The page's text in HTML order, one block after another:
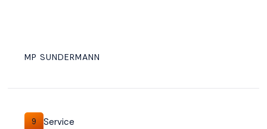
MP SUNDERMANN
9 Service